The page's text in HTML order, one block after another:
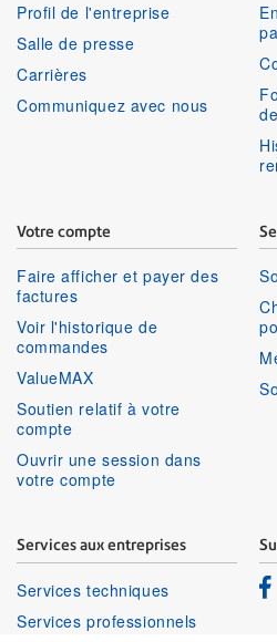
Profil de l'entreprise
Salle de presse
Carrières
Communiquez avec nous
Votre compte
Faire afficher et payer des
factures
Voir l'historique de
commandes
ValueMAX
Soutien relatif à votre
compte
Ouvrir une session dans
votre compte
Services aux entreprises
Services techniques
Services professionnels